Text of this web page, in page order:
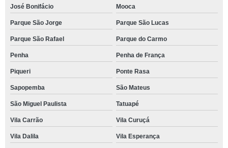
José Bonifácio Mooca
Parque São Jorge Parque São Lucas
Parque São Rafael Parque do Carmo
Penha Penha de França
Piqueri Ponte Rasa
Sapopemba São Mateus
São Miguel Paulista Tatuapé
Vila Carrão Vila Curuçá
Vila Dalila Vila Esperança